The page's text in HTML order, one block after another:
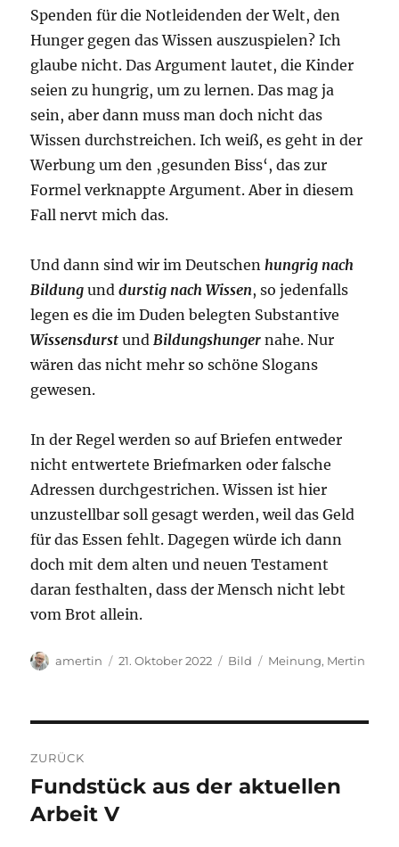
Spenden für die Notleidenden der Welt, den
Hunger gegen das Wissen auszuspielen? Ich
glaube nicht. Das Argument lautet, die Kinder
seien zu hungrig, um zu lernen. Das mag ja
sein, aber dann muss man doch nicht das
Wissen durchstreichen. Ich weiß, es geht in der
Werbung um den ‚gesunden Biss‘, das zur
Formel verknappte Argument. Aber in diesem
Fall nervt mich das.
Und dann sind wir im Deutschenhungrig nach
Bildung unddurstig nach Wissen, so jedenfalls
legen es die im Duden belegten Substantive
Wissensdurst undBildungshunger nahe. Nur
wären das nicht mehr so schöne Slogans
gewesen.
In der Regel werden so auf Briefen entweder
nicht entwertete Briefmarken oder falsche
Adressen durchgestrichen. Wissen ist hier
unzustellbar soll gesagt werden, weil das Geld
für das Essen fehlt. Dagegen würde ich dann
doch mit dem alten und neuen Testament
daran festhalten, dass der Mensch nicht lebt
vom Brot allein.
Autor
amertin
Veröffentlicht
21. Oktober 2022 Format
Bild Kategorien
Meinung, Mertin
Navigation
ZURÜCK
Vorheriger
Beitrag:
Fundstück aus der aktuellen
Arbeit V